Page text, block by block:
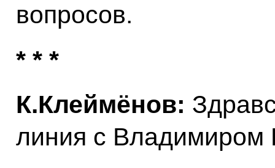
вопросов.
* * *
К.Клеймёнов:
линия с Владимиром